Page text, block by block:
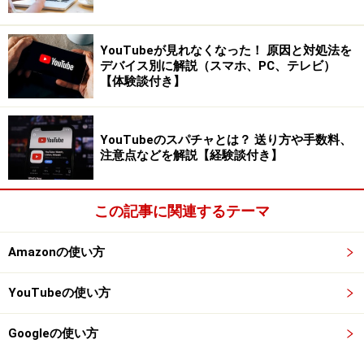
知ることができます。また、設定した都道府県や全国
の、その日のクマ目撃情報や過去7日間の出没情報も通
知され、さらにグラフ表示によってクマの出没件数の傾
向も一目で分かるようになっています。
出没情報の詳細を比較 ※画像：筆者撮影
ただし、目撃情報の詳細な内容には地域ごとで差があり
的な場所や詳細が記載されていない場合もあります。
め、今まで知らなかった近隣のクマ出没情報に気付くこ
とも多く、筆者自身も「こんなにたくさん出ている
の？」と驚きました。このデータを見ると、クマの出没
YouTubeが見れなくなった！ 原因と対処法を
デバイス別に解説（スマホ、PC、テレビ）
【体験談付き】
YouTubeのスパチャとは？ 送り方や手数料、
注意点などを解説【経験談付き】
この記事に関連するテーマ
Amazonの使い方
YouTubeの使い方
Googleの使い方